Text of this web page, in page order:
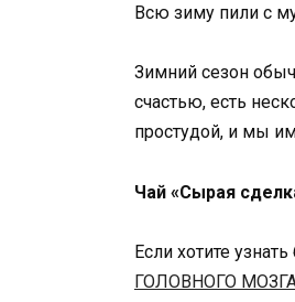
Всю зиму пили с
Зимний сезон
счастью, есть
простудой, и мы
Чай «Сырая
Если хотите
ГОЛОВНОГО